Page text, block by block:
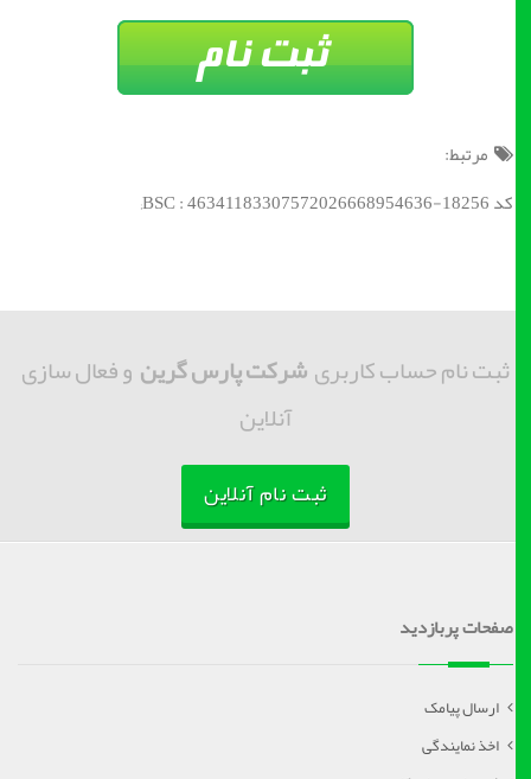
مرتبط:
کد BSC : 46341183307572026668954636-18256;
ثبت نام حساب کاربریشرکت پارس گرینو فعال سازی
آنلاین
ثبت نام آنلاین
صفحات پربازدید
ارسال پیامک
اخذ نمایندگی